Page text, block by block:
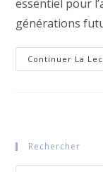
essentiel pour
générations
Continuer La
Rechercher